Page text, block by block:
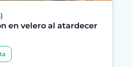
en velero al atardecer